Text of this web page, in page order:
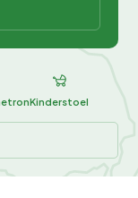
Kinderstoel